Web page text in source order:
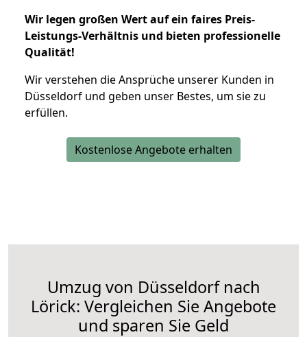
Wir legen großen Wert auf ein faires Preis-
Leistungs-Verhältnis und bieten professionelle
Qualität!
Wir verstehen die Ansprüche unserer Kunden in
Düsseldorf und geben unser Bestes, um sie zu
erfüllen.
Kostenlose Angebote erhalten
Umzug von Düsseldorf nach
Lörick: Vergleichen Sie Angebote
und sparen Sie Geld